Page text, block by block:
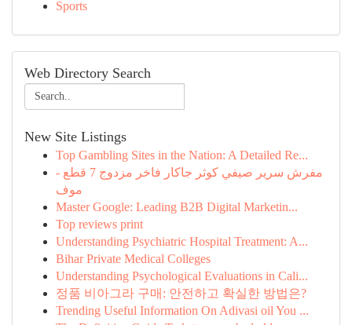
Sports
Web Directory Search
New Site Listings
Top Gambling Sites in the Nation: A Detailed Re...
مفرش سرير صيفي كوثر جاكار فاخر مزدوج 7 قطع -
موف
Master Google: Leading B2B Digital Marketin...
Top reviews print
Understanding Psychiatric Hospital Treatment: A...
Bihar Private Medical Colleges
Understanding Psychological Evaluations in Cali...
정품 비아그라 구매: 안전하고 확실한 방법은?
Trending Useful Information On Adivasi oil You ...